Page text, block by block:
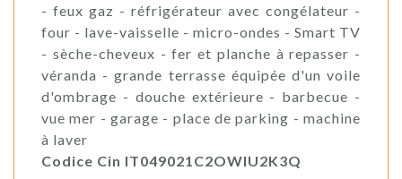
- feux gaz - réfrigérateur avec congélateur -
four - lave-vaisselle - micro-ondes - Smart TV
- sèche-cheveux - fer et planche à repasser -
véranda - grande terrasse équipée d'un voile
d'ombrage - douche extérieure - barbecue -
vue mer - garage - place de parking - machine
à laver
Codice Cin IT049021C2OWIU2K3Q